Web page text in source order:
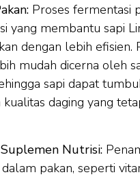
Proses fermentasi
yang membantu sapi
dengan lebih efisien.
mudah dicerna oleh
sapi dapat
daging yang
Nutrisi:
pakan, seperti